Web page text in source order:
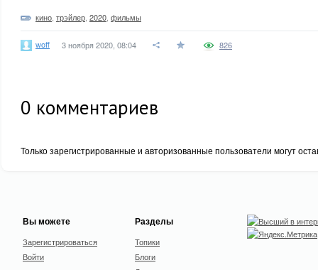
кино трэйлер 2020 фильмы
woff 3 ноября 2020, 08:04 826
0 комментариев
Только зарегистрированные и авторизованные пользователи могут
Вы можете
Зарегистрироваться
Войти
Разделы
Топики
Блоги